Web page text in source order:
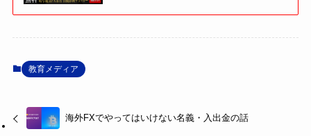
教育メディア
海外FXでやってはいけない名義・入出金の話